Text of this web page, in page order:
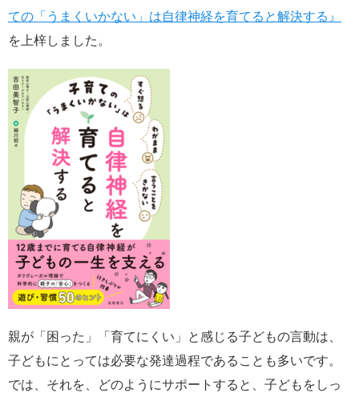
ての「うまくいかない」は自律神経を育てると解決する』
を上梓しました。
親が「困った」「育てにくい」と感じる子どもの言動は、
子どもにとっては必要な発達過程であることも多いです。
では、それを、どのようにサポートすると、子どもをしっ